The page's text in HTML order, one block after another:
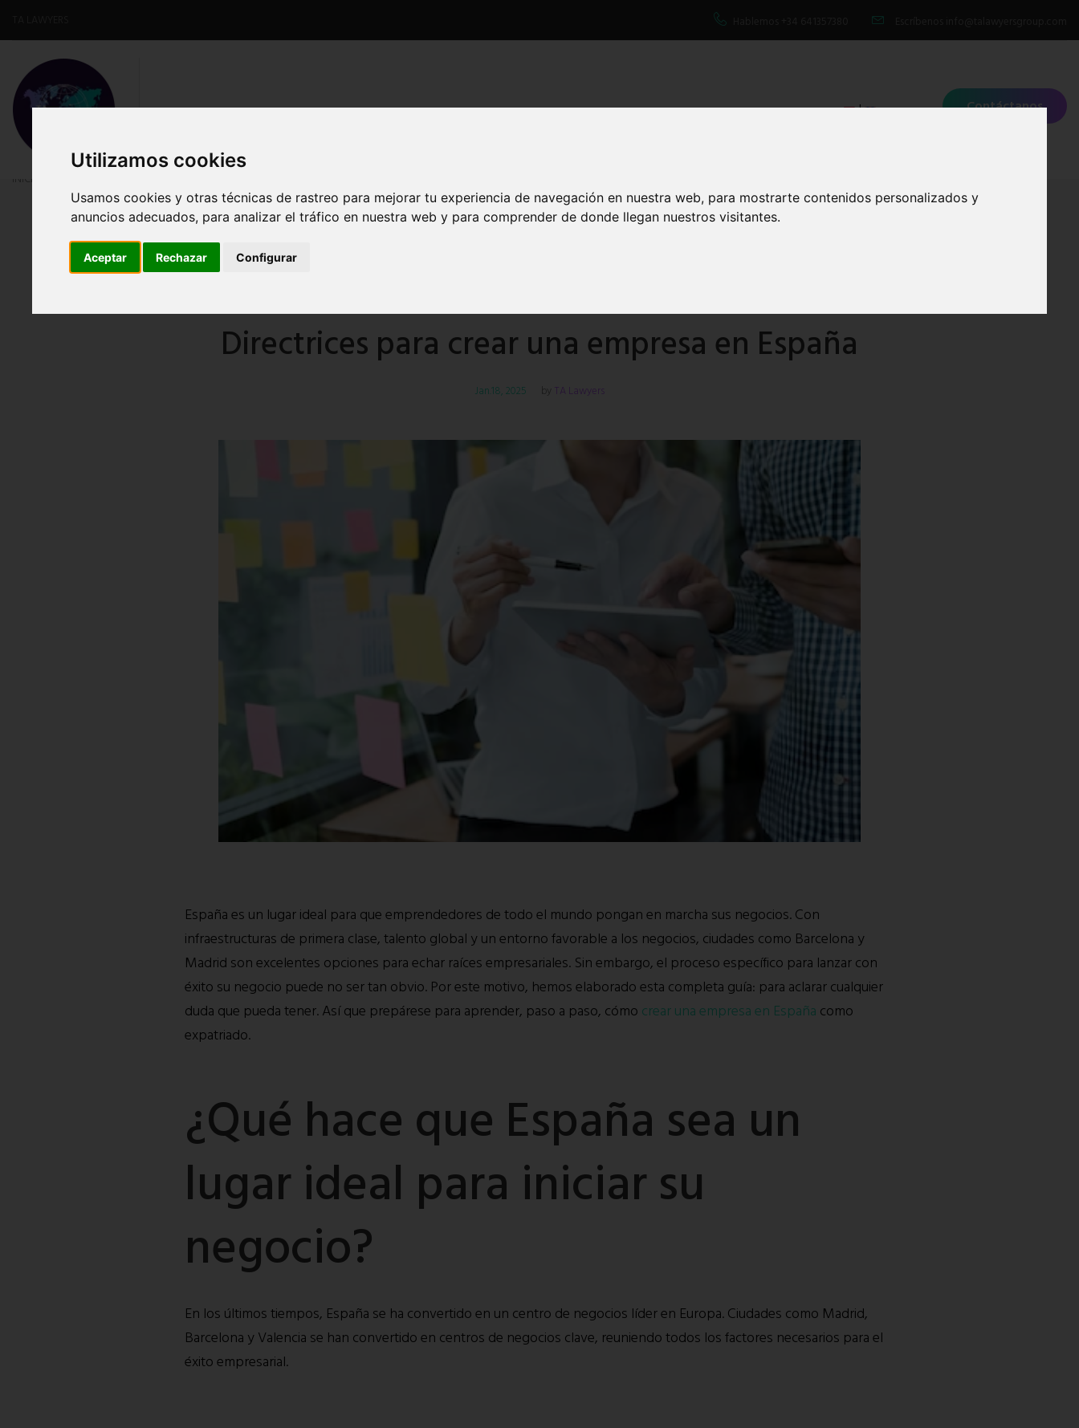
Utilizamos cookies
Usamos cookies y otras técnicas de rastreo para mejorar tu experiencia de navegación en nuestra web, para mostrarte contenidos personalizados y
anuncios adecuados, para analizar el tráfico en nuestra web y para comprender de donde llegan nuestros visitantes.
Aceptar Rechazar Configurar
INICIO SOBRE NOSOTROS NUESTROS SERVICIOS NOTICIAS CONTACTO TESTIMONIOS | Contáctanos
INICIO
Directrices para crear una empresa en España
Jan.18, 2025 TA Lawyers
España es un lugar ideal para que emprendedores de todo el mundo pongan en marcha sus negocios. Con
infraestructuras de primera clase, talento global y un entorno favorable a los negocios, ciudades como Barcelona y
Madrid son excelentes opciones para echar raíces empresariales. Sin embargo, el proceso específico para lanzar con
éxito su negocio puede no ser tan obvio. Por este motivo, hemos elaborado esta completa guía: para aclarar cualquier
duda que pueda tener. Así que prepárese para aprender, paso a paso, cómo crear una empresa en España como
expatriado.
¿Qué hace que España sea un
lugar ideal para iniciar su
negocio?
En los últimos tiempos, España se ha convertido en un centro de negocios líder en Europa. Ciudades como Madrid,
Barcelona y Valencia se han convertido en centros de negocios clave, reuniendo todos los factores necesarios para el
éxito empresarial.